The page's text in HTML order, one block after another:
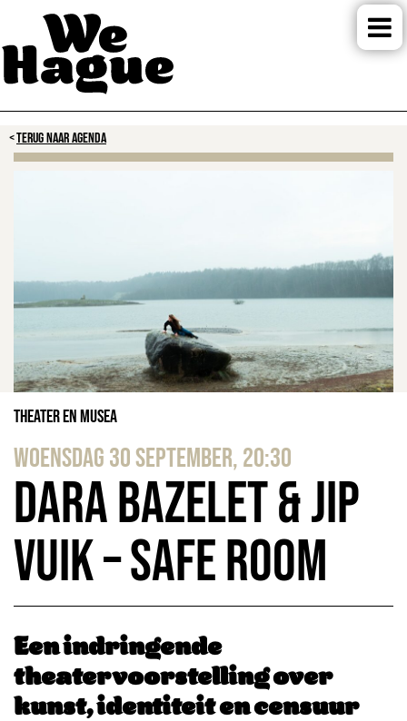
TERUG NAAR AGENDA
Theater en Musea
woensdag 30 september, 20:30
Dara Bazelet & Jip
Vuik – Safe Room
Een indringende
theatervoorstelling over
kunst, identiteit en censuur